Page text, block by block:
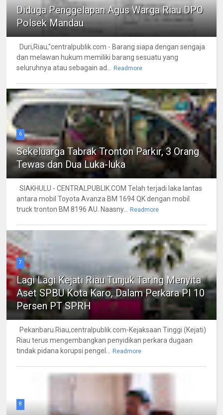
Diduga Penggelapan Agus Warga Riau DPO
Polsek Mandau
Duri,Riau,"centralpublik.com - Barang siapa dengan sengaja
dan melawan hukum memiliki barang sesuatu yang
seluruhnya atau sebagain ad...
Readmore
6
Sekeluarga Tabrak Tronton Parkir, 3 Orang
Tewas dan Dua Luka-luka
SIAKHULU - CENTRALPUBLIK.COM Telah terjadi laka lantas
antara mobil Toyota Avanza BM 1694 QK dengan mobil
truck tronton BM 8196 AU. Naasny...
Readmore
7
Lagi Lagi Kejati Riau Tunjuk Taring Menyita
Aset SPBU Kota Karo, Dalam Perkara PI 10
Persen PT SPRH
Pekanbaru.Riau,centralpublik.com-Kejaksaan Tinggi (Kejati)
Riau terus mengembangkan penyidikan perkara dugaan
tindak pidana korupsi pengel...
Readmore
8